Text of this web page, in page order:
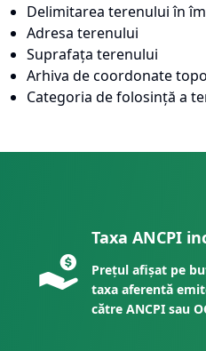
Delimitarea terenului în
Adresa terenului
Suprafața terenului
Arhiva de coordonate
Categoria de folosință a
Taxa ANCPI
Prețul afișat pe
taxa aferentă
către ANCPI sau